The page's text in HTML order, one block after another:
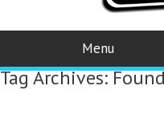
Menu
Tag Archives: